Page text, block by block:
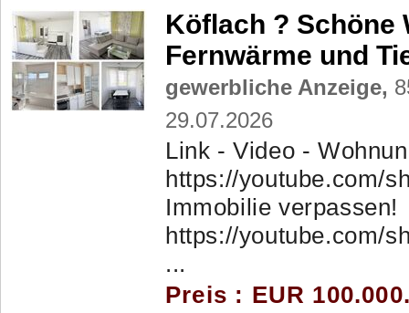
Köflach ? Schöne
Fernwärme und
gewerbliche Anzeige,
29.07.2026
Link - Video -
https://youtube.com/
Immobilie verpassen!
https://youtube.com/
...
Preis : EUR